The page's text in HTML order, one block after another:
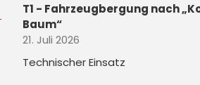
T1 - Fahrzeugbergung nach
Baum“
21. Juli 2026
Technischer Einsatz